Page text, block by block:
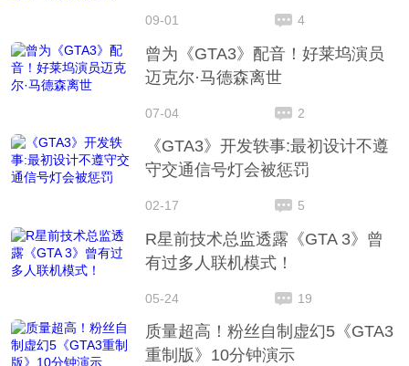
09-01 4
曾为《GTA3》配音！好莱坞演员
迈克尔·马德森离世
07-04 2
《GTA3》开发轶事:最初设计不遵
守交通信号灯会被惩罚
02-17 5
R星前技术总监透露《GTA 3》曾
有过多人联机模式！
05-24 19
质量超高！粉丝自制虚幻5《GTA3
重制版》10分钟演示